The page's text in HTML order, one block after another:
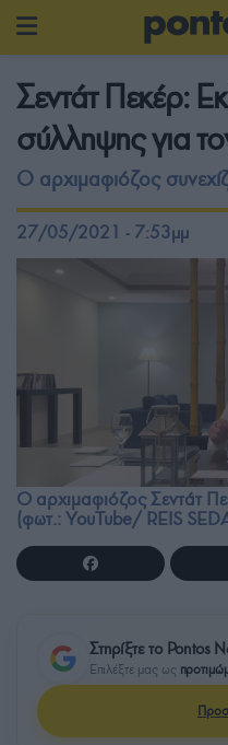
Σεντάτ Πεκέρ:
σύλληψης για
Ο αρχιμαφιόζος
27/05/2021 - 7:53μμ
Ο αρχιμαφιόζος Σεντάτ
(φωτ.: YouTube/ REIS
Στηρίξτε το Pontos
Επιλέξτε μας ως